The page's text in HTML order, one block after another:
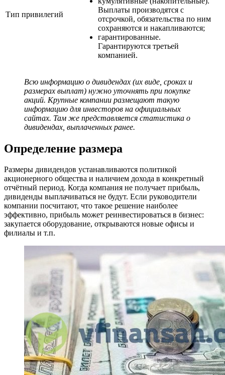
Тип привилегий
Выплаты производятся с
отсрочкой, обязательства по ним
сохраняются и накапливаются;
гарантированные.
Гарантируются третьей
компанией.
Всю информацию о дивидендах (их виде, сроках и
размерах выплат) нужно уточнять при покупке
акций. Крупные компании размещают такую
информацию для инвесторов на официальных
сайтах. Там же представляется статистика о
дивидендах, выплаченных ранее.
Определение размера
Размеры дивидендов устанавливаются политикой
акционерного общества и наличием дохода в конкретный
отчётный период. Когда компания не получает прибыль,
дивиденды выплачиваться не будут. Если руководители
компании посчитают, что такое решение наиболее
эффективно, прибыль может реинвестироваться в бизнес:
закупается оборудование, открываются новые офисы и
филиалы и т.п.